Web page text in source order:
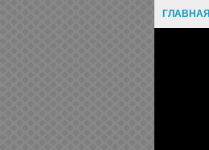
ГЛАВНАЯ